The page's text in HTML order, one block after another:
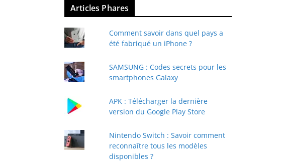
Articles Phares
Comment savoir dans quel pays a
été fabriqué un iPhone ?
SAMSUNG : Codes secrets pour les
smartphones Galaxy
APK : Télécharger la dernière
version du Google Play Store
Nintendo Switch : Savoir comment
reconnaître tous les modèles
disponibles ?